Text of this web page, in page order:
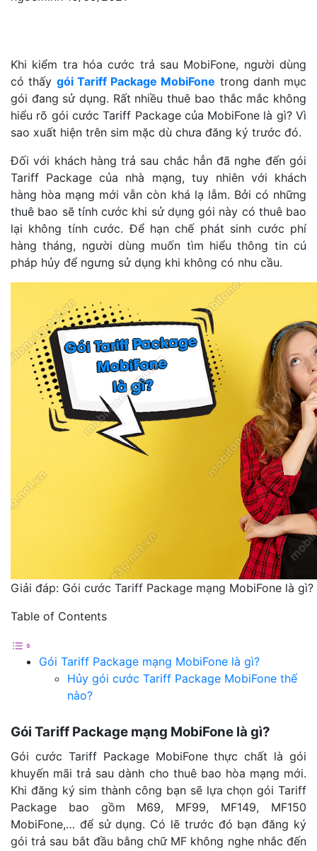
Khi kiểm tra hóa cước trả sau MobiFone, người dùng
có thấy gói Tariff Package MobiFone trong danh mục
gói đang sử dụng. Rất nhiều thuê bao thắc mắc không
hiểu rõ gói cước Tariff Package của MobiFone là gì? Vì
sao xuất hiện trên sim mặc dù chưa đăng ký trước đó.
Đối với khách hàng trả sau chắc hẳn đã nghe đến gói
Tariff Package của nhà mạng, tuy nhiên với khách
hàng hòa mạng mới vẫn còn khá lạ lẫm. Bởi có những
thuê bao sẽ tính cước khi sử dụng gói này có thuê bao
lại không tính cước. Để hạn chế phát sinh cước phí
hàng tháng, người dùng muốn tìm hiểu thông tin cú
pháp hủy để ngưng sử dụng khi không có nhu cầu.
Giải đáp: Gói cước Tariff Package mạng MobiFone là gì?
Table of Contents
Gói Tariff Package mạng MobiFone là gì?
Hủy gói cước Tariff Package MobiFone thế
nào?
Gói Tariff Package mạng MobiFone là gì?
Gói cước Tariff Package MobiFone thực chất là gói
khuyến mãi trả sau dành cho thuê bao hòa mạng mới.
Khi đăng ký sim thành công bạn sẽ lựa chọn gói Tariff
Package bao gồm M69, MF99, MF149, MF150
MobiFone,… để sử dụng. Có lẽ trước đó bạn đăng ký
gói trả sau bắt đầu bằng chữ MF không nghe nhắc đến